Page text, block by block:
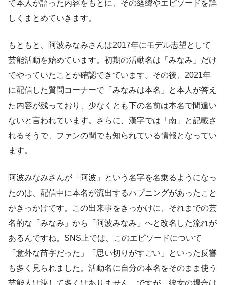
で本人が語った内容をもとに、その経緯やエピソードを詳
しくまとめていきます。
もともと、阿波みなみさんは2017年にモデル志望として
芸能活動を始めています。初期の活動名は「みなみ」だけ
でやっていたことが確認できています。その後、2021年
に配信した質問コーナーで「みなみは本名」と本人が答え
た内容が残っており、少なくとも下の名前は本名で間違い
ないと言われています。さらに、漢字では「南」と記載さ
れるそうで、ファンの間でも知られている情報となってい
ます。
阿波みなみさんが「阿波」という名字を名乗るようになっ
たのは、配信中に本名が流出するハプニングがあったこと
がきっかけです。この出来事をきっかけに、それまでの芸
名的な「みなみ」から「阿波みなみ」へと改名した流れが
あるんですね。SNS上では、このエピソードについて
「意外な苗字だった」「思い切りがすごい」といった反響
も多く見られました。活動名に自分の本名をそのまま使う